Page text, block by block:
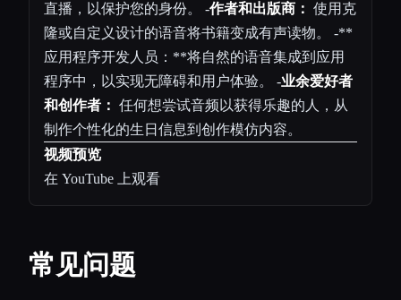
直播，以保护您的身份。 -作者和出版商： 使用克
隆或自定义设计的语音将书籍变成有声读物。 -**
应用程序开发人员：**将自然的语音集成到应用
程序中，以实现无障碍和用户体验。 -业余爱好者
和创作者： 任何想尝试音频以获得乐趣的人，从
制作个性化的生日信息到创作模仿内容。
视频预览
在 YouTube 上观看
常见问题